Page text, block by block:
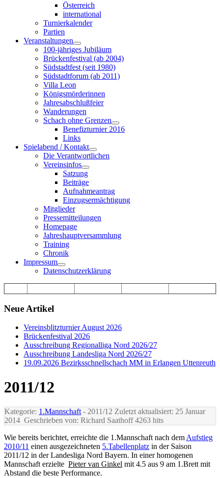
Österreich
international
Turnierkalender
Partien
Veranstaltungen
100-jähriges Jubiläum
Brückenfestival (ab 2004)
Südstadtfest (seit 1980)
Südstadtforum (ab 2011)
Villa Leon
Königsmörderinnen
Jahresabschlußfeier
Wanderungen
Schach ohne Grenzen
Benefizturnier 2016
Links
Spielabend / Kontakt
Die Verantwortlichen
Vereinsinfos
Satzung
Beiträge
Aufnahmeantrag
Einzugsermächtigung
Mitglieder
Pressemitteilungen
Homepage
Jahreshauptversammlung
Training
Chronik
Impressum
Datenschutzerklärung
Neue Artikel
Vereinsblitzturnier August 2026
Brückenfestival 2026
Ausschreibung Regionalliga Nord 2026/27
Ausschreibung Landesliga Nord 2026/27
19.09.2026 Bezirksschnellschach MM in Erlangen Uttenreuth
2011/12
Kategorie: 1.Mannschaft - 2011/12 Zuletzt aktualisiert: 25 Januar
2014 Geschrieben von: Richard Saathoff4263 hits
Wie bereits berichtet, erreichte die 1.Mannschaft nach dem Aufstieg
2010/11 einen ausgezeichneten 5.Tabellenplatz in der Saison
2011/12 in der Landesliga Nord Bayern. In einer homogenen
Mannschaft erzielte Pieter van Ginkel mit 4.5 aus 9 am 1.Brett mit
Abstand die beste Performance.